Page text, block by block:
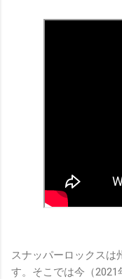
スナッパーロックスは
す。そこでは今（2021